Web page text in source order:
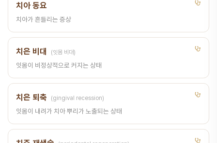
치아 동요
치아가 흔들리는 증상
치은 비대 (잇몸 비대)
잇몸이 비정상적으로 커지는 상태
치은 퇴축 (gingival recession)
잇몸이 내려가 치아 뿌리가 노출되는 상태